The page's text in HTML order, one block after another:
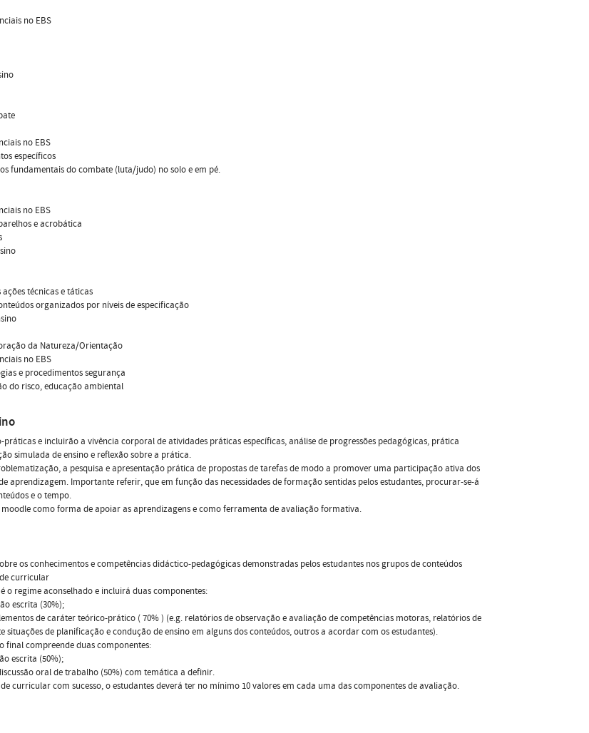
no EBS
no EBS
específicos
fundamentais do combate (luta/judo) no solo e em pé.
no EBS
e acrobática
técnicas e táticas
organizados por níveis de especificação
da Natureza/Orientação
no EBS
e procedimentos segurança
do risco, educação ambiental
práticas e incluirão a vivência corporal de atividades práticas específicas, análise de progressões pedagógicas, prática
simulada de ensino e reflexão sobre a prática.
a pesquisa e apresentação prática de propostas de tarefas de modo a promover uma participação ativa dos
aprendizagem. Importante referir, que em função das necessidades de formação sentidas pelos estudantes, procurar-se-á
e o tempo.
como forma de apoiar as aprendizagens e como ferramenta de avaliação formativa.
os conhecimentos e competências didáctico-pedagógicas demonstradas pelos estudantes nos grupos de conteúdos
curricular
o regime aconselhado e incluirá duas componentes:
escrita (30%);
de caráter teórico-prático ( 70% ) (e.g. relatórios de observação e avaliação de competências motoras, relatórios de
situações de planificação e condução de ensino em alguns dos conteúdos, outros a acordar com os estudantes).
final compreende duas componentes:
escrita (50%);
oral de trabalho (50%) com temática a definir.
curricular com sucesso, o estudantes deverá ter no mínimo 10 valores em cada uma das componentes de avaliação.